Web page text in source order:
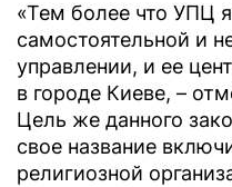
«Тем более что УПЦ
самостоятельной и
управлении, и ее
в городе Киеве, –
Цель же данного
свое название
религиозной